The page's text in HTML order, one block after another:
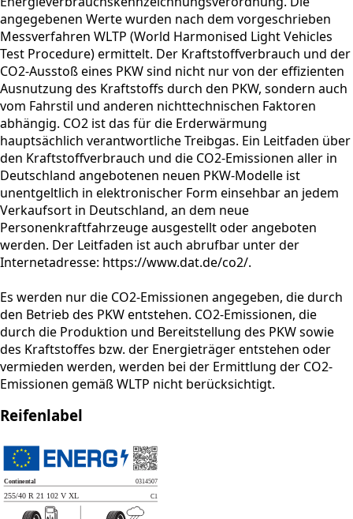
angegebenen Werte wurden nach dem vorgeschrieben
Messverfahren WLTP (World Harmonised Light Vehicles
Test Procedure) ermittelt. Der Kraftstoffverbrauch und der
CO2-Ausstoß eines PKW sind nicht nur von der effizienten
Ausnutzung des Kraftstoffs durch den PKW, sondern auch
vom Fahrstil und anderen nichttechnischen Faktoren
abhängig. CO2 ist das für die Erderwärmung
hauptsächlich verantwortliche Treibgas. Ein Leitfaden über
den Kraftstoffverbrauch und die CO2-Emissionen aller in
Deutschland angebotenen neuen PKW-Modelle ist
unentgeltlich in elektronischer Form einsehbar an jedem
Verkaufsort in Deutschland, an dem neue
Personenkraftfahrzeuge ausgestellt oder angeboten
werden. Der Leitfaden ist auch abrufbar unter der
Internetadresse: https://www.dat.de/co2/.
Es werden nur die CO2-Emissionen angegeben, die durch
den Betrieb des PKW entstehen. CO2-Emissionen, die
durch die Produktion und Bereitstellung des PKW sowie
des Kraftstoffes bzw. der Energieträger entstehen oder
vermieden werden, werden bei der Ermittlung der CO2-
Emissionen gemäß WLTP nicht berücksichtigt.
Reifenlabel